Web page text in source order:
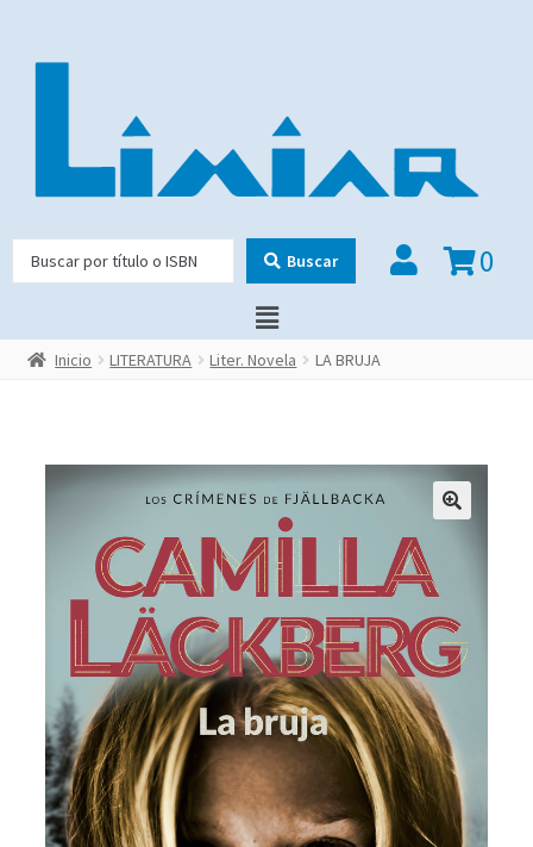
Buscar 0
Inicio LITERATURA Liter. Novela LA BRUJA